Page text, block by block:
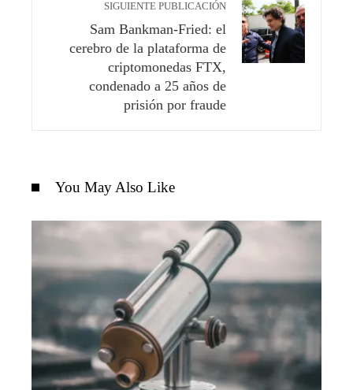
SIGUIENTE PUBLICACIÓN
Sam Bankman-Fried: el
cerebro de la plataforma de
criptomonedas FTX,
condenado a 25 años de
prisión por fraude
You May Also Like